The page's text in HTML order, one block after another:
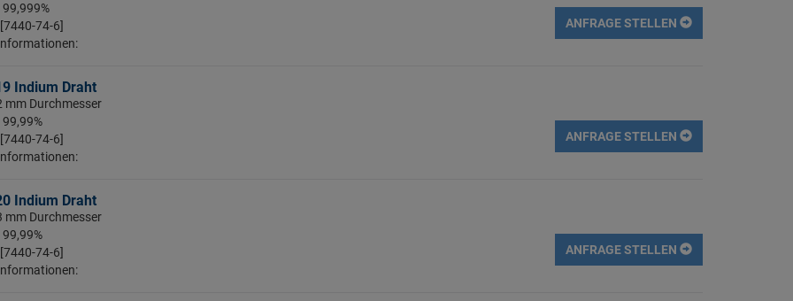
99,999%
74-6]
ANFRAGE STELLEN
Indium Draht
mm Durchmesser
74-6]
ANFRAGE STELLEN
Indium Draht
mm Durchmesser
74-6]
ANFRAGE STELLEN